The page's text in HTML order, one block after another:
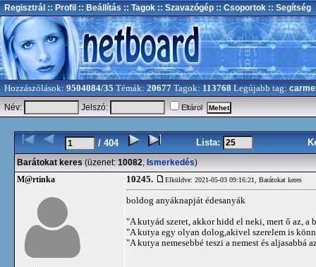
Regisztrál :: Profil :: Beállítás :: Tagok :: Szavazógép :: Csoportok :: Segítség
Hozzászólások: 9504084/35 Témák: 20677 Tagok: 113768 Legújabb tag:
Név:
Jelszó: Eltárol
/ 404 Lista:
Barátokat keres (üzenet: 10082, Ismerkedés)
M@rtinka 10245. Elküldve: 2021-05-03 09:16:21, Barátokat keres
boldog anyáknapját édesanyák
"A kutyád szeret, akkor hidd el neki, mert ő az, a
"A kutya egy olyan dolog,akivel szerelem is
"A kutya nemesebbé teszi a nemest és aljasabbá